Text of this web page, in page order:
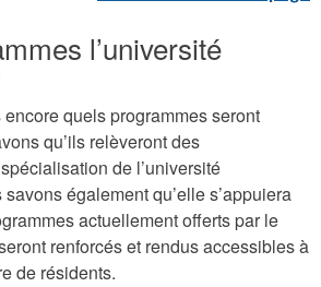
l’université
quels programmes seront
qu’ils relèveront des
de l’université
également qu’elle s’appuiera
actuellement offerts par le
renforcés et rendus accessibles à
de résidents.